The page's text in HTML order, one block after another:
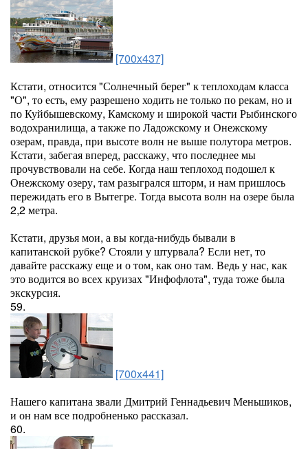
[700x437]
Кстати, относится "Солнечный берег" к теплоходам класса
"О", то есть, ему разрешено ходить не только по рекам, но и
по Куйбышевскому, Камскому и широкой части Рыбинского
водохранилища, а также по Ладожскому и Онежскому
озерам, правда, при высоте волн не выше полутора метров.
Кстати, забегая вперед, расскажу, что последнее мы
прочувствовали на себе. Когда наш теплоход подошел к
Онежскому озеру, там разыгрался шторм, и нам пришлось
пережидать его в Вытегре. Тогда высота волн на озере была
2,2 метра.
Кстати, друзья мои, а вы когда-нибудь бывали в
капитанской рубке? Стояли у штурвала? Если нет, то
давайте расскажу еще и о том, как оно там. Ведь у нас, как
это водится во всех круизах "Инфофлота", туда тоже была
экскурсия.
59.
[700x441]
Нашего капитана звали Дмитрий Геннадьевич Меньшиков,
и он нам все подробненько рассказал.
60.